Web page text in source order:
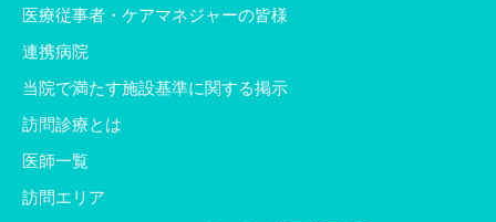
医療従事者・ケアマネジャーの皆様
連携病院
当院で満たす施設基準に関する掲示
訪問診療とは
医師一覧
訪問エリア